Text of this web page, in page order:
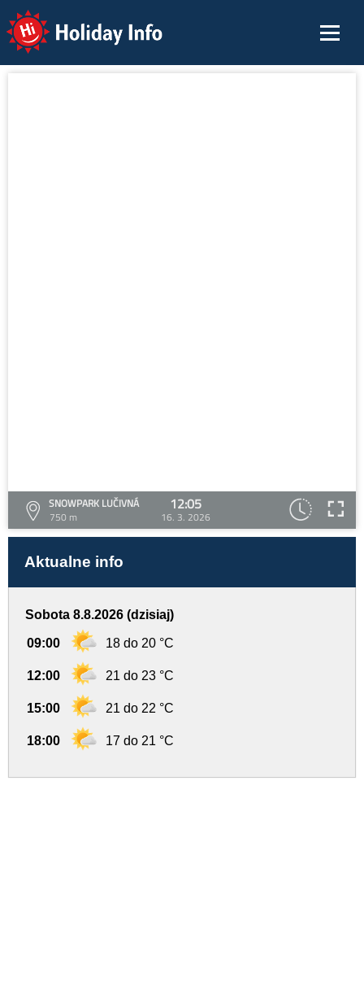
Holiday Info
SNOWPARK LUČIVNÁ
750 m
12:05
16. 3. 2026
Aktualne info
Sobota 8.8.2026 (dzisiaj)
09:00 18 do 20 °C
12:00 21 do 23 °C
15:00 21 do 22 °C
18:00 17 do 21 °C